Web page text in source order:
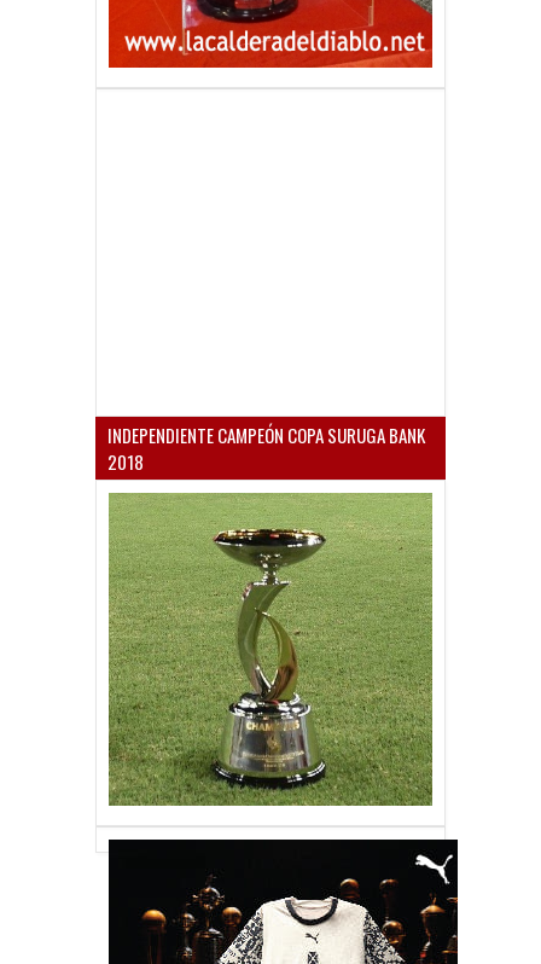
INDEPENDIENTE CAMPEÓN COPA SURUGA BANK
2018